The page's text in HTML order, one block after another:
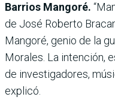
Barrios Mangoré.
de José Roberto
Mangoré, genio de la
Morales. La intención,
de investigadores,
explicó.